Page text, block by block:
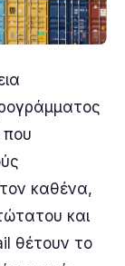
που
καθένα,
και
θέτουν το